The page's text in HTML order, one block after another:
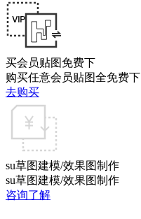
买会员贴图免费下
购买任意会员贴图全免费下
去购买
su草图建模/效果图制作
su草图建模/效果图制作
咨询了解